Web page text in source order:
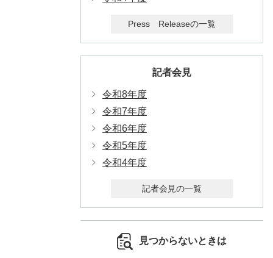
Press Releaseの一覧
記者会見
令和8年度
令和7年度
令和6年度
令和5年度
令和4年度
記者会見の一覧
見つからないときは